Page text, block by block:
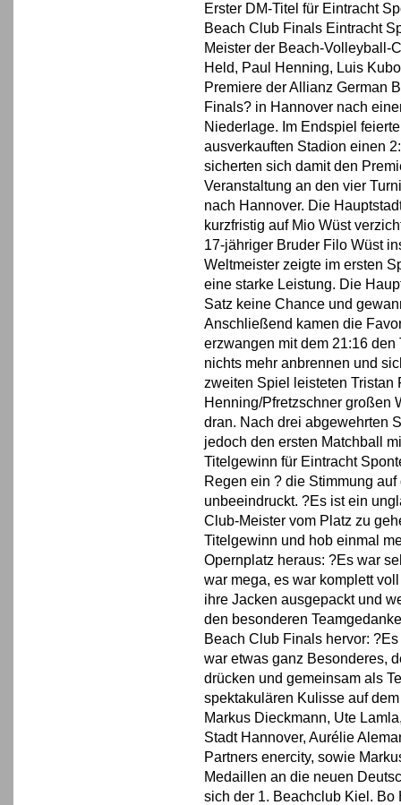
Erster DM-Titel für Eintracht
Beach Club Finals Eintracht
Meister der Beach-Volleyball-
Held, Paul Henning, Luis
Premiere der Allianz German
Finals? in Hannover nach
Niederlage. Im Endspiel
ausverkauften Stadion einen
sicherten sich damit den
Veranstaltung an den vier
nach Hannover. Die
kurzfristig auf Mio Wüst
17-jähriger Bruder Filo Wüst
Weltmeister zeigte im ersten
eine starke Leistung. Die
Satz keine Chance und
Anschließend kamen die
erzwangen mit dem 21:16
nichts mehr anbrennen und
zweiten Spiel leisteten Tristan
Henning/Pfretzschner großen
dran. Nach drei abgewehrten
jedoch den ersten Matchball
Titelgewinn für Eintracht
Regen ein ? die Stimmung
unbeeindruckt. ?Es ist ein
Club-Meister vom Platz zu
Titelgewinn und hob einmal
Opernplatz heraus: ?Es war
war mega, es war komplett
ihre Jacken ausgepackt und
den besonderen
Beach Club Finals hervor:
war etwas ganz Besonderes,
drücken und gemeinsam als
spektakulären Kulisse auf
Markus Dieckmann, Ute
Stadt Hannover, Aurélie
Partners enercity, sowie
Medaillen an die neuen
sich der 1. Beachclub Kiel.